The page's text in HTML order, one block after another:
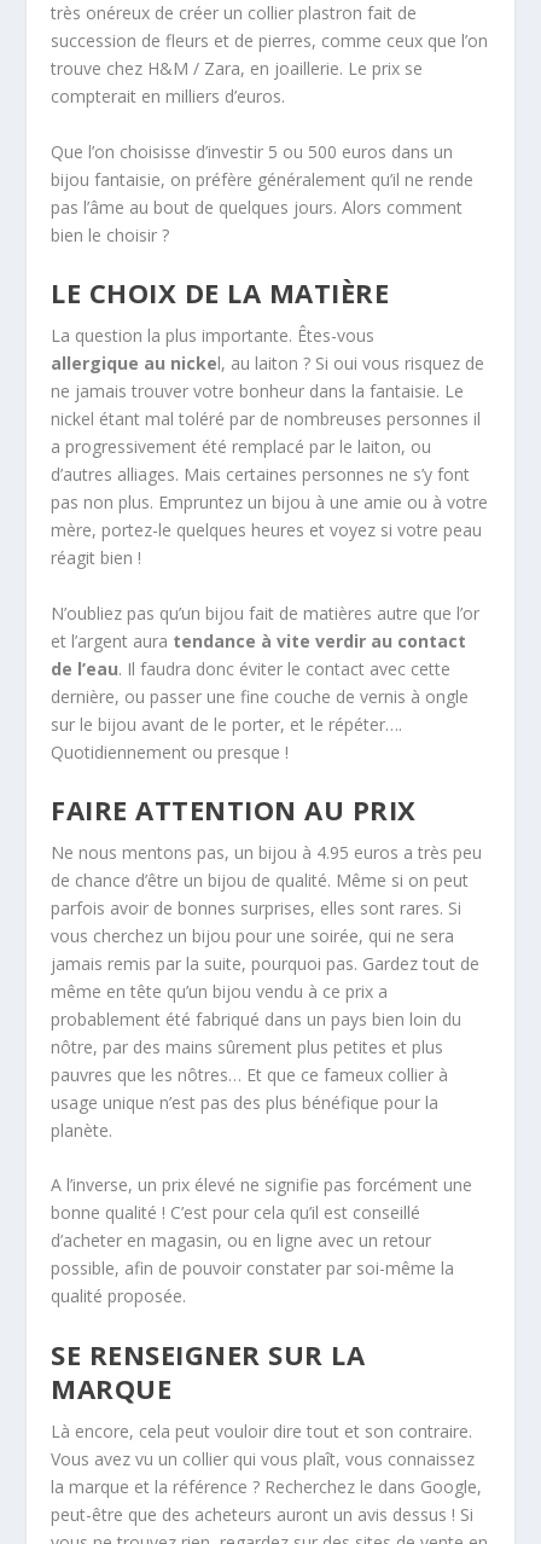
très onéreux de créer un collier plastron fait de
succession de fleurs et de pierres, comme ceux que l’on
trouve chez H&M / Zara, en joaillerie. Le prix se
compterait en milliers d’euros.
Que l’on choisisse d’investir 5 ou 500 euros dans un
bijou fantaisie, on préfère généralement qu’il ne rende
pas l’âme au bout de quelques jours. Alors comment
bien le choisir ?
LE CHOIX DE LA MATIÈRE
La question la plus importante. Êtes-vous
allergique au nickel, au laiton ? Si oui vous risquez de
ne jamais trouver votre bonheur dans la fantaisie. Le
nickel étant mal toléré par de nombreuses personnes il
a progressivement été remplacé par le laiton, ou
d’autres alliages. Mais certaines personnes ne s’y font
pas non plus. Empruntez un bijou à une amie ou à votre
mère, portez-le quelques heures et voyez si votre peau
réagit bien !
N’oubliez pas qu’un bijou fait de matières autre que l’or
et l’argent aura tendance à vite verdir au contact
de l’eau. Il faudra donc éviter le contact avec cette
dernière, ou passer une fine couche de vernis à ongle
sur le bijou avant de le porter, et le répéter….
Quotidiennement ou presque !
FAIRE ATTENTION AU PRIX
Ne nous mentons pas, un bijou à 4.95 euros a très peu
de chance d’être un bijou de qualité. Même si on peut
parfois avoir de bonnes surprises, elles sont rares. Si
vous cherchez un bijou pour une soirée, qui ne sera
jamais remis par la suite, pourquoi pas. Gardez tout de
même en tête qu’un bijou vendu à ce prix a
probablement été fabriqué dans un pays bien loin du
nôtre, par des mains sûrement plus petites et plus
pauvres que les nôtres… Et que ce fameux collier à
usage unique n’est pas des plus bénéfique pour la
planète.
A l’inverse, un prix élevé ne signifie pas forcément une
bonne qualité ! C’est pour cela qu’il est conseillé
d’acheter en magasin, ou en ligne avec un retour
possible, afin de pouvoir constater par soi-même la
qualité proposée.
SE RENSEIGNER SUR LA
MARQUE
Là encore, cela peut vouloir dire tout et son contraire.
Vous avez vu un collier qui vous plaît, vous connaissez
la marque et la référence ? Recherchez le dans Google,
peut-être que des acheteurs auront un avis dessus ! Si